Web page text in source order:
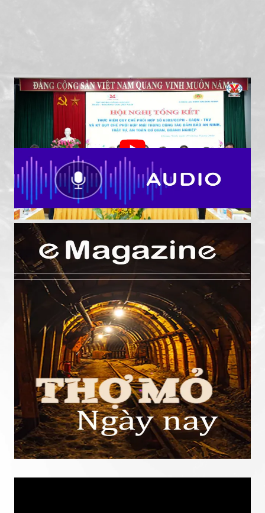
TKV - Công an tỉnh Quảng Ninh tiếp tục nâng cao
hiệu quả phối hợp bảo đảm an ninh, an toàn khai